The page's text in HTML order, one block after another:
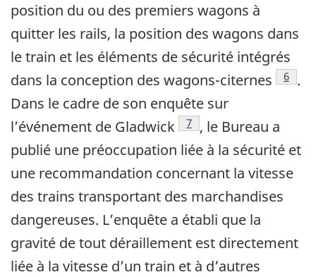
position du ou des premiers wagons à
quitter les rails, la position des wagons dans
le train et les éléments de sécurité intégrés
dans la conception des wagons-citernes
Note
6 .
Dans le cadre de son enquête sur
l’événement de Gladwick
Note de bas de page
7 , le Bureau a
publié une préoccupation liée à la sécurité et
une recommandation concernant la vitesse
des trains transportant des marchandises
dangereuses. L’enquête a établi que la
gravité de tout déraillement est directement
liée à la vitesse d’un train et à d’autres